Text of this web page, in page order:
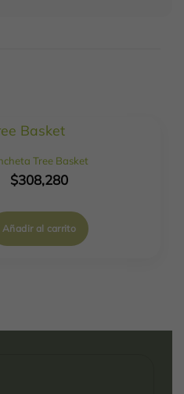
Tree Basket
$308,280
Añadir al carrito